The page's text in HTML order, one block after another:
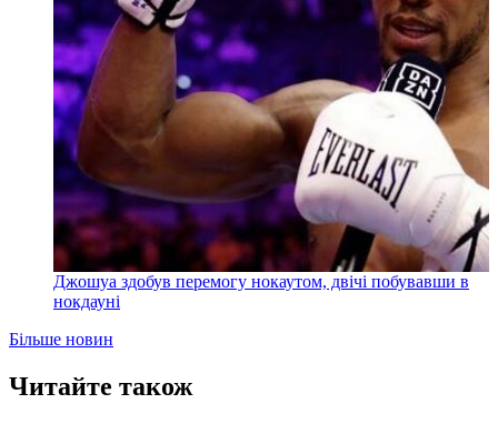
Джошуа здобув перемогу нокаутом, двічі побувавши в
нокдауні
Більше новин
Читайте також